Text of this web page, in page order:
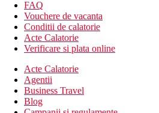
bar la piscina
receptie 24/7
Descrierea plajei
sezlonguri si umbrele pe plaja
Activitati sportive gratuite
FAQ
Vouchere de vacanta
Conditii de calatorie
Acte Calatorie
Verificare si plata online
Acte Calatorie
Agentii
Business Travel
Blog